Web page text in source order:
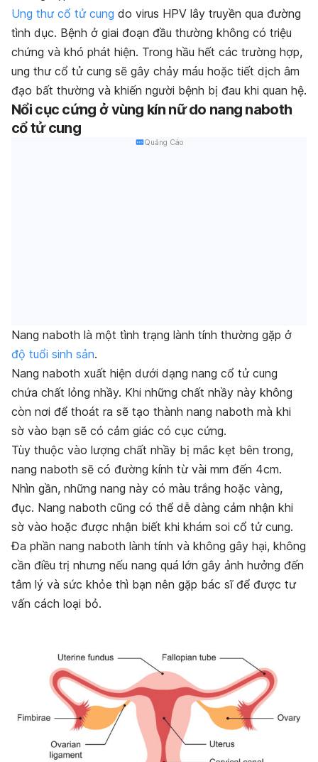
Ung thư cổ tử cung do virus HPV lây truyền qua đường
tình dục. Bệnh ở giai đoạn đầu thường không có triệu
chứng và khó phát hiện. Trong hầu hết các trường hợp,
ung thư cổ tử cung sẽ gây chảy máu hoặc tiết dịch âm
đạo bất thường và khiến người bệnh bị đau khi quan hệ.
Nổi cục cứng ở vùng kín nữ do nang naboth
cổ tử cung
Quảng Cáo
Nang naboth là một tình trạng lành tính thường gặp ở
độ tuổi sinh sản.
Nang naboth xuất hiện dưới dạng nang cổ tử cung
chứa chất lỏng nhầy. Khi những chất nhầy này không
còn nơi để thoát ra sẽ tạo thành nang naboth mà khi
sờ vào bạn sẽ có cảm giác có cục cứng.
Tùy thuộc vào lượng chất nhầy bị mắc kẹt bên trong,
nang naboth sẽ có đường kính từ vài mm đến 4cm.
Nhìn gần, những nang này có màu trắng hoặc vàng,
đục. Nang naboth cũng có thể dễ dàng cảm nhận khi
sờ vào hoặc được nhận biết khi khám soi cổ tử cung.
Đa phần nang naboth lành tính và không gây hại, không
cần điều trị nhưng nếu nang quá lớn gây ảnh hưởng đến
tâm lý và sức khỏe thì bạn nên gặp bác sĩ để được tư
vấn cách loại bỏ.